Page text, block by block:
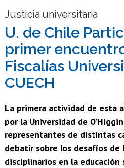
Justicia universitaria
U. de Chile
primer
Fiscalías
CUECH
La primera actividad de esta
por la Universidad de
representantes de distintas
debatir sobre los desafíos de
disciplinarios en la educación